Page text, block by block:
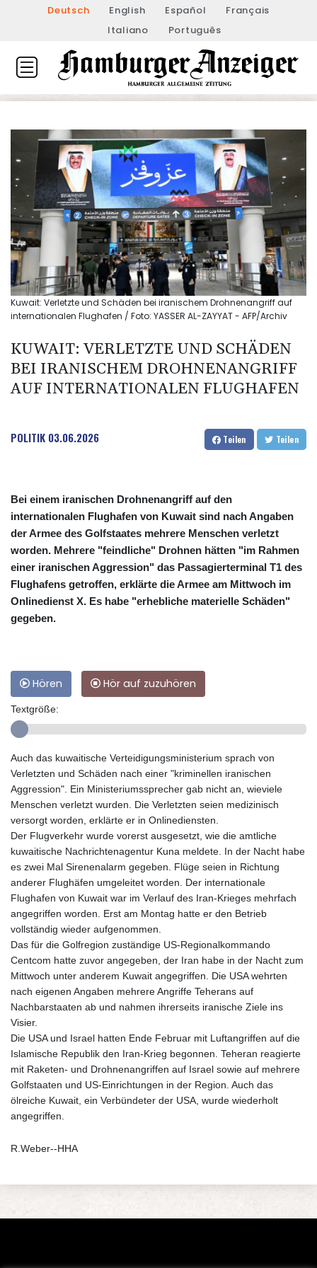
Deutsch English Español
Français
Italiano
Português
Kuwait: Verletzte und Schäden bei iranischem Drohnenangriff auf
internationalen Flughafen / Foto: YASSER AL-ZAYYAT - AFP/Archiv
KUWAIT: VERLETZTE UND SCHÄDEN
BEI IRANISCHEM DROHNENANGRIFF
AUF INTERNATIONALEN FLUGHAFEN
POLITIK 03.06.2026 Teilen Teilen
Bei einem iranischen Drohnenangriff auf den
internationalen Flughafen von Kuwait sind nach Angaben
der Armee des Golfstaates mehrere Menschen verletzt
worden. Mehrere "feindliche" Drohnen hätten "im Rahmen
einer iranischen Aggression" das Passagierterminal T1 des
Flughafens getroffen, erklärte die Armee am Mittwoch im
Onlinedienst X. Es habe "erhebliche materielle Schäden"
gegeben.
Hören Hör auf zuzuhören
Textgröße:
Auch das kuwaitische Verteidigungsministerium sprach von
Verletzten und Schäden nach einer "kriminellen iranischen
Aggression". Ein Ministeriumssprecher gab nicht an, wieviele
Menschen verletzt wurden. Die Verletzten seien medizinisch
versorgt worden, erklärte er in Onlinediensten.
Der Flugverkehr wurde vorerst ausgesetzt, wie die amtliche
kuwaitische Nachrichtenagentur Kuna meldete. In der Nacht habe
es zwei Mal Sirenenalarm gegeben. Flüge seien in Richtung
anderer Flughäfen umgeleitet worden. Der internationale
Flughafen von Kuwait war im Verlauf des Iran-Krieges mehrfach
angegriffen worden. Erst am Montag hatte er den Betrieb
vollständig wieder aufgenommen.
Das für die Golfregion zuständige US-Regionalkommando
Centcom hatte zuvor angegeben, der Iran habe in der Nacht zum
Mittwoch unter anderem Kuwait angegriffen. Die USA wehrten
nach eigenen Angaben mehrere Angriffe Teherans auf
Nachbarstaaten ab und nahmen ihrerseits iranische Ziele ins
Visier.
Die USA und Israel hatten Ende Februar mit Luftangriffen auf die
Islamische Republik den Iran-Krieg begonnen. Teheran reagierte
mit Raketen- und Drohnenangriffen auf Israel sowie auf mehrere
Golfstaaten und US-Einrichtungen in der Region. Auch das
ölreiche Kuwait, ein Verbündeter der USA, wurde wiederholt
angegriffen.
R.Weber--HHA